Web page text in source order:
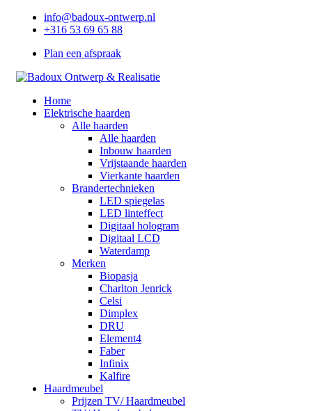
info@badoux-ontwerp.nl
+316 53 69 65 88
Plan een afspraak
Home
Elektrische haarden
Alle haarden
Alle haarden
Inbouw haarden
Vrijstaande haarden
Vierkante haarden
Brandertechnieken
LED spiegelas
LED linteffect
Digitaal hologram
Digitaal LCD
Waterdamp
Merken
Biopasja
Charlton Jenrick
Celsi
Dimplex
DRU
Element4
Faber
Infinix
Kalfire
Haardmeubel
Prijzen TV/ Haardmeubel